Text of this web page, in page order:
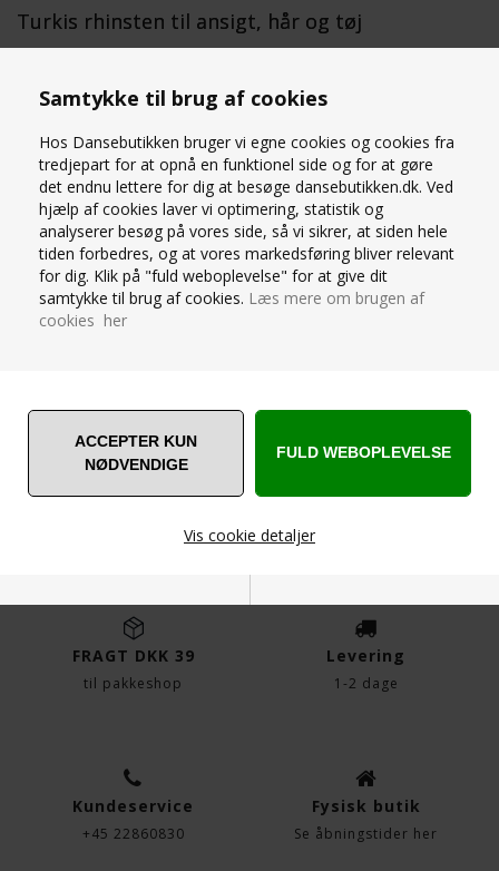
Samtykke til brug af cookies
Hos Dansebutikken bruger vi egne cookies og cookies fra
tredjepart for at opnå en funktionel side og for at gøre
det endnu lettere for dig at besøge dansebutikken.dk. Ved
hjælp af cookies laver vi optimering, statistik og
analyserer besøg på vores side, så vi sikrer, at siden hele
tiden forbedres, og at vores markedsføring bliver relevant
for dig. Klik på "fuld weboplevelse" for at give dit
samtykke til brug af cookies. Læs mere om brugen af
cookies her
Vis cookie detaljer
Nødvendige Markedsføring
Funktionelle Statistiske
Turkis rhinsten til ansigt, hår og tøj
15,00 DKK
På lager
Lagerstatus:
Aqua 16ss
Varenummer:
stk i en pakke.
Lim skal købes seperat.
SPØRG OS
FRAGT DKK 39
til pakkeshop
Levering
1-2 dage
Kundeservice
+45 22860830
Fysisk butik
Se åbningstider her